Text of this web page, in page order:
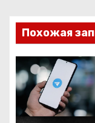
ц
и
я
п
о
Похожая